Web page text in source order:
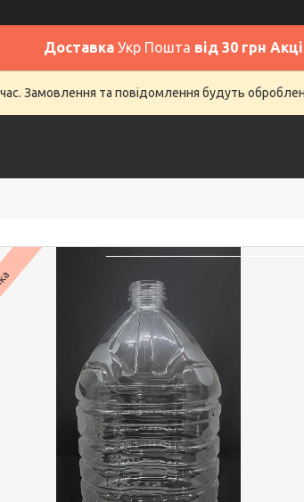
ДоставкаУкр Пошта від 30 грн
Замовлення та повідомлення будуть